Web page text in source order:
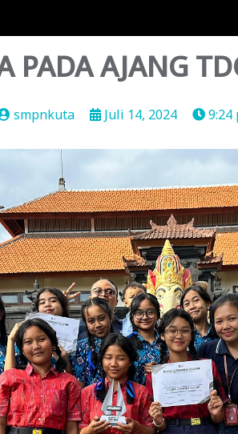
PADA AJANG
smpnkuta Juli 14, 2024 9:24